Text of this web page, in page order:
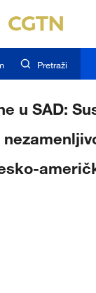
Pretraži
u SAD: